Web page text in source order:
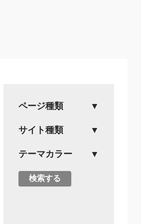
ページ種類
サイト種類
テーマカラー
検索する